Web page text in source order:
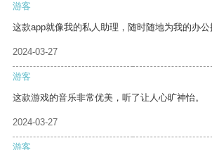
游客
这款app就像我的私人助理，随时随地为我的办公
2024-03-27
游客
这款游戏的音乐非常优美，听了让人心旷神怡。
2024-03-27
游客